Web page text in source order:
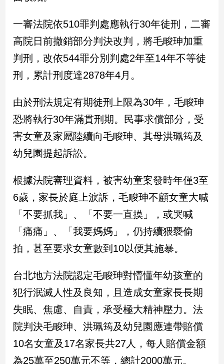
岸/
際
社
地
新
冠
病
毒
專
區
南
台
觀
點
南
台
灣
觀
點
娛
樂
一審法院依510罪判處應執行30年徒刑，二審
高院日前撤銷部分判決改判，將毛畯珅加重
判刑，改依544罪分別判處2年至14年不等徒
刑，累計刑度達2878年4月。
由於刑法規定有期徒刑上限為30年，毛畯珅
恐將執行30年滿貫刑期。民事求償部分，受
害女童及家屬陸續向毛畯珅、其母洪珮筠及
幼兒園提起訴訟。
根據法院審理資料，被害幼童案發時年僅3至
6歲，家長於庭上淚訴，毛畯珅不顧女童大喊
「不要抓我」、「不要一直摸」，或哭喊
「痛痛」、「我要媽媽」，仍持續猥褻偷
拍，甚至要求女童數到10以便其施暴。
台北地方法院認定毛畯珅對懵懂年幼孩童的
犯行泯滅人性及良知，且造成女童家長長期
失眠、焦慮、自責，承受極大精神壓力。法
院判決毛畯珅、洪珮筠及幼兒園應連帶賠償
10名女童及17名家長共27人，每人賠償金額
為25萬至250萬元不等，總計2000萬元。